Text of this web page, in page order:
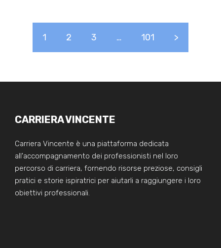
1 2 3 … 101 >
CARRIERA VINCENTE
Carriera Vincente è una piattaforma dedicata
all'accompagnamento dei professionisti nel loro
percorso di carriera, fornendo risorse preziose, consigli
pratici e storie ispiratrici per aiutarli a raggiungere i loro
obiettivi professionali.